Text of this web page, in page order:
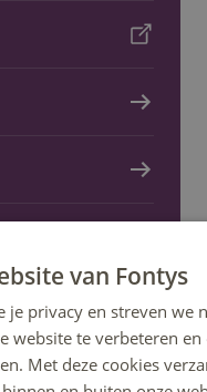
van Fontys
je privacy en streven we
website te verbeteren
Met deze cookies